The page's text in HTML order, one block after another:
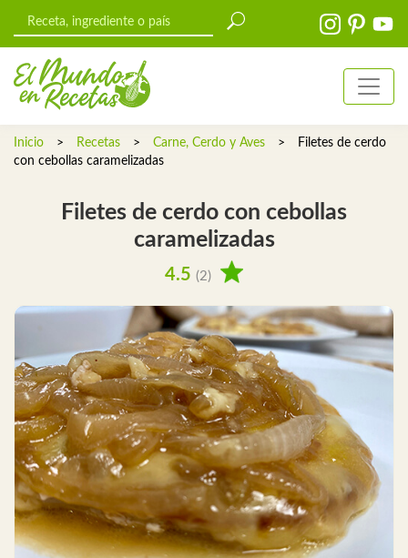
Inicio > Recetas > Carne, Cerdo y Aves >
Filetes de cerdo
con cebollas caramelizadas
Filetes de cerdo con cebollas
caramelizadas
4.5 (2)